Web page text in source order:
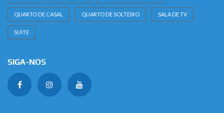
QUARTO DE CASAL QUARTO DE SOLTEIRO SALA DE TV
SUITE
SIGA-NOS